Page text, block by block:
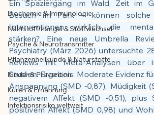
Der Artikel wurde mit
KI erstellt und redaktionell
angegebenen Autor
Biochemie & Immunologie
Nährstoffmangel & Stoffwechsel
Psyche & Neurotransmitter
Pflanzenheilkunde & Naturstoffe
Kinder & Prävention
Kuren & Ernährung
Infektionsrisiko weltweit
Ein Spaziergang im Wald, Zeit im
Besuch im Park – können solche
Interventionen wirklich die
stärken? Eine neue Umbrella
Psychiatry (März 2026) untersuchte
Reviews mit Meta-Analysen über
Studien. Ergebnis: Moderate Evidenz
Anspannung (SMD -0,87), Müdigkeit
negativem Affekt (SMD -0,51), plus
positivem Affekt (SMD 0,98) und